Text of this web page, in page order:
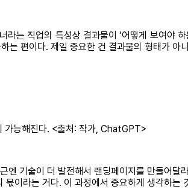
는 직업의 특성상 결과물이 ‘어떻게 보여야
는 편이다. 제일 중요한 건 결과물의 형태가 아
가능해진다. <출처: 작가, ChatGPT>
기술이 더 발전해서 랜딩페이지를 만들어
이라는 거다. 이 과정에서 중요하게 생각하